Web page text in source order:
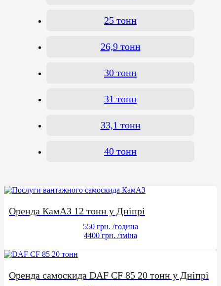
25 тонн
26,9 тонн
30 тонн
31 тонн
33,1 тонн
40 тонн
Оренда КамАЗ 12 тонн у Дніпрі
550 грн. /година
4400 грн. /зміна
Оренда самоскида DAF CF 85 20 тонн у Дніпрі